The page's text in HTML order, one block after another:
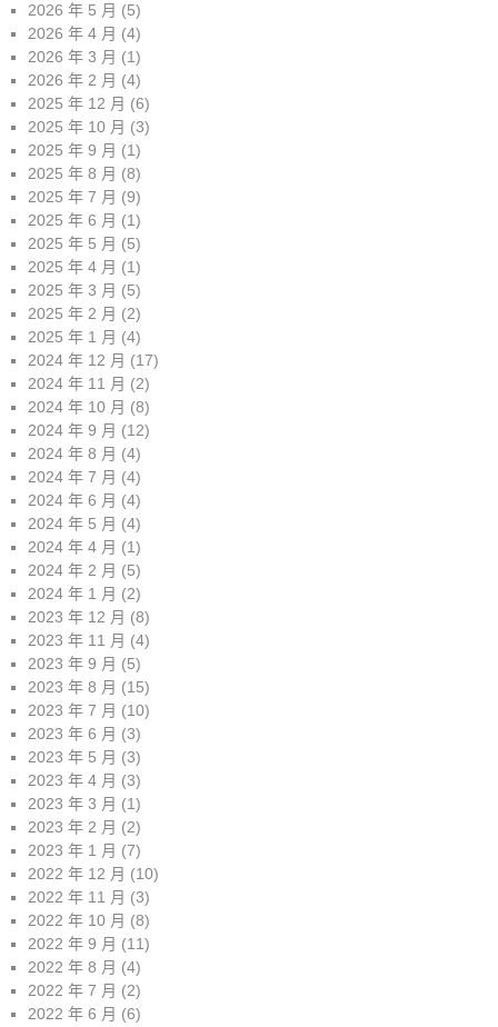
2026 年 5 月 (5)
2026 年 4 月 (4)
2026 年 3 月 (1)
2026 年 2 月 (4)
2025 年 12 月 (6)
2025 年 10 月 (3)
2025 年 9 月 (1)
2025 年 8 月 (8)
2025 年 7 月 (9)
2025 年 6 月 (1)
2025 年 5 月 (5)
2025 年 4 月 (1)
2025 年 3 月 (5)
2025 年 2 月 (2)
2025 年 1 月 (4)
2024 年 12 月 (17)
2024 年 11 月 (2)
2024 年 10 月 (8)
2024 年 9 月 (12)
2024 年 8 月 (4)
2024 年 7 月 (4)
2024 年 6 月 (4)
2024 年 5 月 (4)
2024 年 4 月 (1)
2024 年 2 月 (5)
2024 年 1 月 (2)
2023 年 12 月 (8)
2023 年 11 月 (4)
2023 年 9 月 (5)
2023 年 8 月 (15)
2023 年 7 月 (10)
2023 年 6 月 (3)
2023 年 5 月 (3)
2023 年 4 月 (3)
2023 年 3 月 (1)
2023 年 2 月 (2)
2023 年 1 月 (7)
2022 年 12 月 (10)
2022 年 11 月 (3)
2022 年 10 月 (8)
2022 年 9 月 (11)
2022 年 8 月 (4)
2022 年 7 月 (2)
2022 年 6 月 (6)